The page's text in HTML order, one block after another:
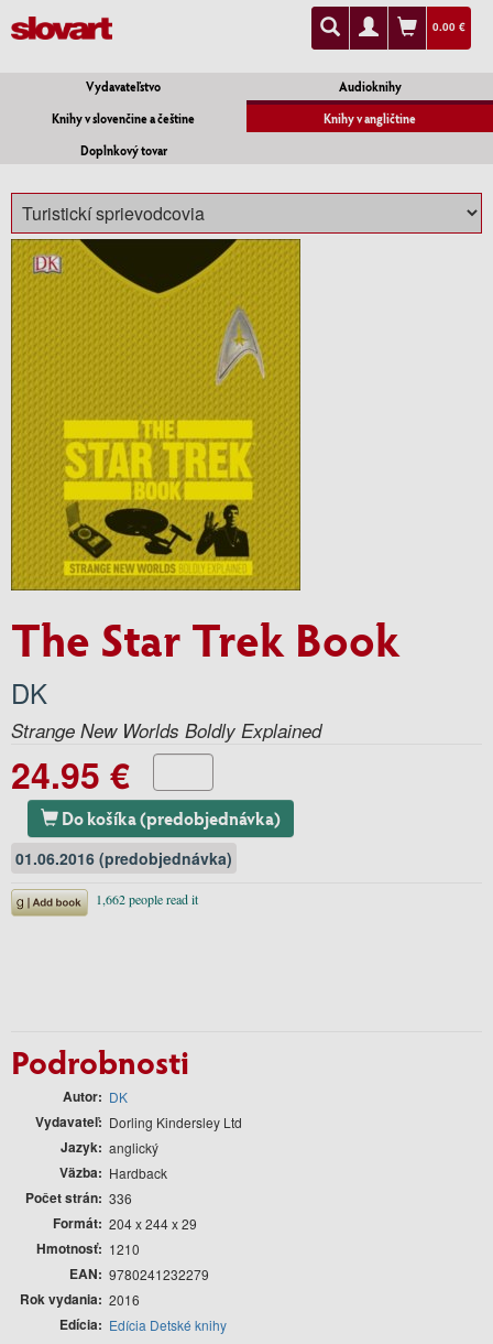
0.00 €
Vydavateľstvo
Audioknihy
Knihy v slovenčine a češtine
Knihy v angličtine
Doplnkový tovar
The Star Trek Book
DK
Strange New Worlds Boldly Explained
24.95 €
Do košíka (predobjednávka)
01.06.2016 (predobjednávka)
Podrobnosti
Autor DK
Vydavateľ Dorling Kindersley Ltd
Jazyk anglický
Väzba Hardback
Počet strán 336
Formát 204 x 244 x 29
Hmotnosť 1210
EAN 9780241232279
Rok vydania 2016
Edícia Edícia Detské knihy